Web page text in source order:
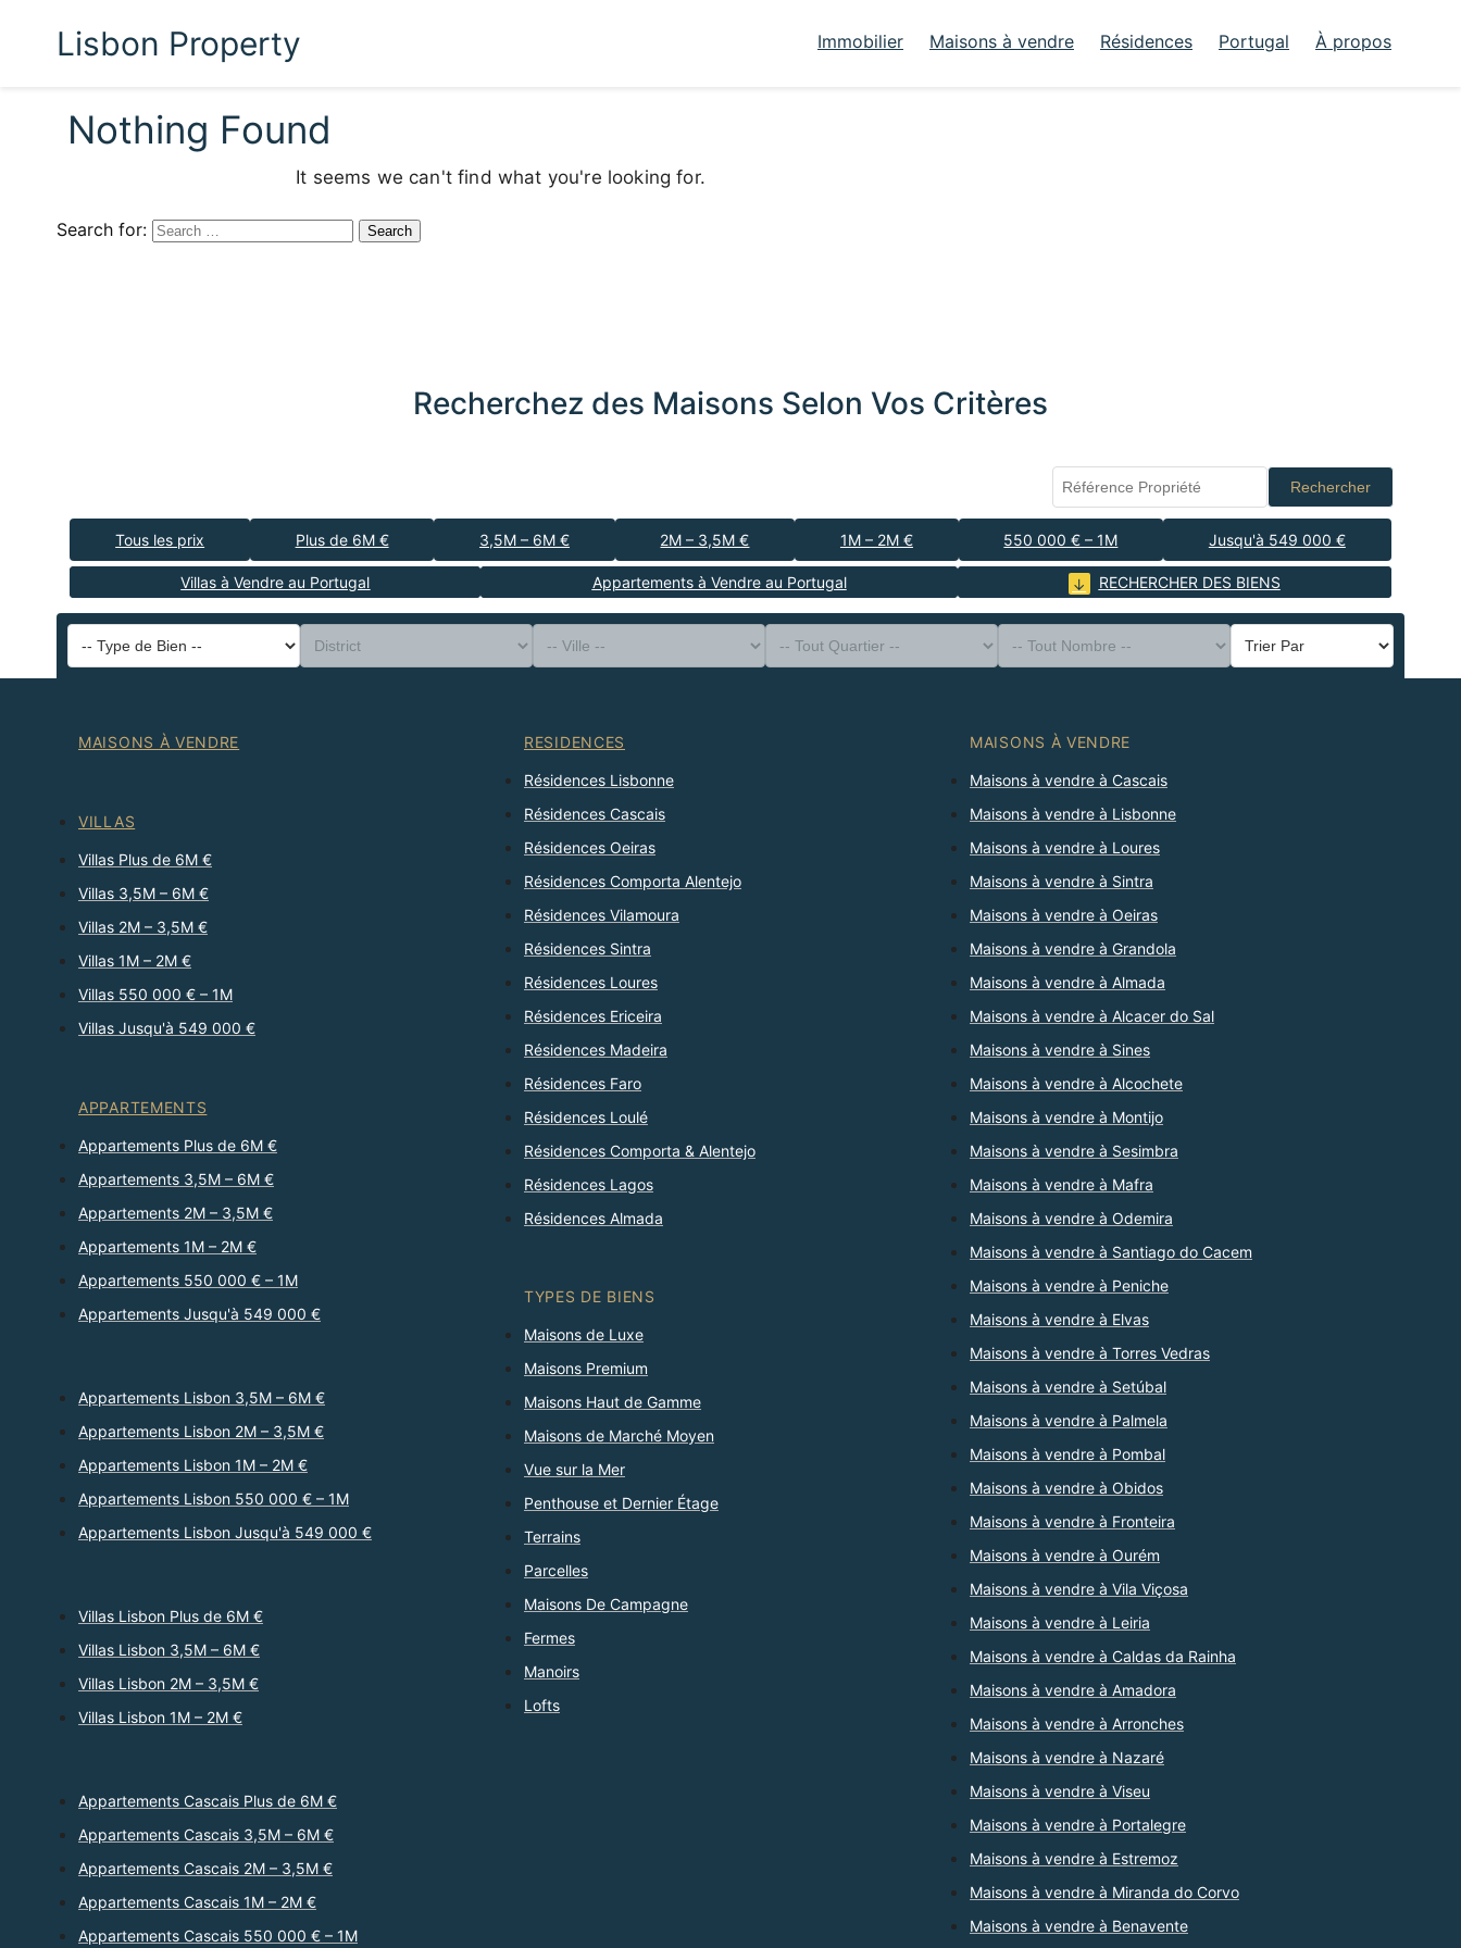
Lisbon Property Immobilier Maisons à vendre Résidences Portugal À propos
Nothing Found
It seems we can't find what you're looking for.
Search for:
Recherchez des Maisons Selon Vos Critères
Rechercher
Tous les prix Plus de 6M € 3,5M – 6M € 2M – 3,5M € 1M – 2M € 550 000 € – 1M Jusqu'à 549 000 €
Villas à Vendre au Portugal Appartements à Vendre au Portugal RECHERCHER DES BIENS
-- Type de Bien --
District
-- Ville --
-- Tout Quartier --
-- Tout Nombre --
Trier Par
MAISONS À VENDRE
VILLAS
Villas Plus de 6M €
Villas 3,5M – 6M €
Villas 2M – 3,5M €
Villas 1M – 2M €
Villas 550 000 € – 1M
Villas Jusqu'à 549 000 €
APPARTEMENTS
Appartements Plus de 6M €
Appartements 3,5M – 6M €
Appartements 2M – 3,5M €
Appartements 1M – 2M €
Appartements 550 000 € – 1M
Appartements Jusqu'à 549 000 €
Appartements Lisbon 3,5M – 6M €
Appartements Lisbon 2M – 3,5M €
Appartements Lisbon 1M – 2M €
Appartements Lisbon 550 000 € – 1M
Appartements Lisbon Jusqu'à 549 000 €
Villas Lisbon Plus de 6M €
Villas Lisbon 3,5M – 6M €
Villas Lisbon 2M – 3,5M €
Villas Lisbon 1M – 2M €
Appartements Cascais Plus de 6M €
Appartements Cascais 3,5M – 6M €
Appartements Cascais 2M – 3,5M €
Appartements Cascais 1M – 2M €
Appartements Cascais 550 000 € – 1M
RESIDENCES
Résidences Lisbonne
Résidences Cascais
Résidences Oeiras
Résidences Comporta Alentejo
Résidences Vilamoura
Résidences Sintra
Résidences Loures
Résidences Ericeira
Résidences Madeira
Résidences Faro
Résidences Loulé
Résidences Comporta & Alentejo
Résidences Lagos
Résidences Almada
TYPES DE BIENS
Maisons de Luxe
Maisons Premium
Maisons Haut de Gamme
Maisons de Marché Moyen
Vue sur la Mer
Penthouse et Dernier Étage
Terrains
Parcelles
Maisons De Campagne
Fermes
Manoirs
Lofts
MAISONS À VENDRE
Maisons à vendre à Cascais
Maisons à vendre à Lisbonne
Maisons à vendre à Loures
Maisons à vendre à Sintra
Maisons à vendre à Oeiras
Maisons à vendre à Grandola
Maisons à vendre à Almada
Maisons à vendre à Alcacer do Sal
Maisons à vendre à Sines
Maisons à vendre à Alcochete
Maisons à vendre à Montijo
Maisons à vendre à Sesimbra
Maisons à vendre à Mafra
Maisons à vendre à Odemira
Maisons à vendre à Santiago do Cacem
Maisons à vendre à Peniche
Maisons à vendre à Elvas
Maisons à vendre à Torres Vedras
Maisons à vendre à Setúbal
Maisons à vendre à Palmela
Maisons à vendre à Pombal
Maisons à vendre à Obidos
Maisons à vendre à Fronteira
Maisons à vendre à Ourém
Maisons à vendre à Vila Viçosa
Maisons à vendre à Leiria
Maisons à vendre à Caldas da Rainha
Maisons à vendre à Amadora
Maisons à vendre à Arronches
Maisons à vendre à Nazaré
Maisons à vendre à Viseu
Maisons à vendre à Portalegre
Maisons à vendre à Estremoz
Maisons à vendre à Miranda do Corvo
Maisons à vendre à Benavente